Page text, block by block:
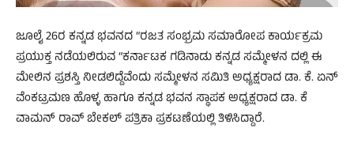
ಜೂಲೈ 26ರ ಕನ್ನಡ ಭವನದ “ರಜತ ಸಂಭ್ರಮ ಸಮಾರೋಪ ಕಾರ್ಯಕ್ರಮ
ಪ್ರಯುಕ್ತ ನಡೆಯಲಿರುವ “ಕರ್ನಾಟಕ ಗಡಿನಾಡು ಕನ್ನಡ ಸಮ್ಮೇಳನ ದಲ್ಲಿ ಈ
ಮೇಲಿನ ಪ್ರಶಸ್ತಿ ನೀಡಲಿದ್ದೆವೆಂದು ಸಮ್ಮೇಳನ ಸಮಿತಿ ಅಧ್ಯಕ್ಷರಾದ ಡಾ. ಕೆ. ಏನ್
ವೆಂಕಟ್ರಮಣ ಹೊಳ್ಳ ಹಾಗೂ ಕನ್ನಡ ಭವನ ಸ್ಥಾಪಕ ಅಧ್ಯಕ್ಷರಾದ ಡಾ. ಕೆ
ವಾಮನ್ ರಾವ್ ಬೇಕಲ್ ಪತ್ರಿಕಾ ಪ್ರಕಟಣೆಯಲ್ಲಿ ತಿಳಿಸಿದ್ದಾರೆ.